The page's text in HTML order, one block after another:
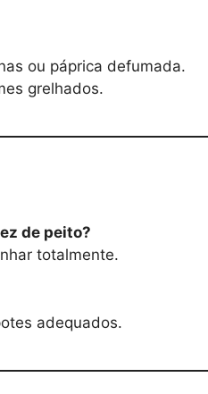
ou páprica defumada.
grelhados.
de peito?
totalmente.
adequados.